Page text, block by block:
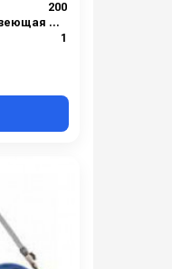
200
Нержавеющая сталь
1